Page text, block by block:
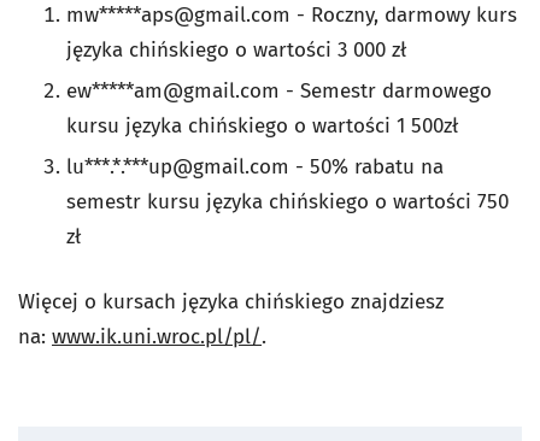
mw*****aps@gmail.com - Roczny, darmowy kurs
języka chińskiego o wartości 3 000 zł
ew*****am@gmail.com - Semestr darmowego
kursu języka chińskiego o wartości 1 500zł
lu***.*.***up@gmail.com - 50% rabatu na
semestr kursu języka chińskiego o wartości 750
zł
Więcej o kursach języka chińskiego znajdziesz
na: www.ik.uni.wroc.pl/pl/.